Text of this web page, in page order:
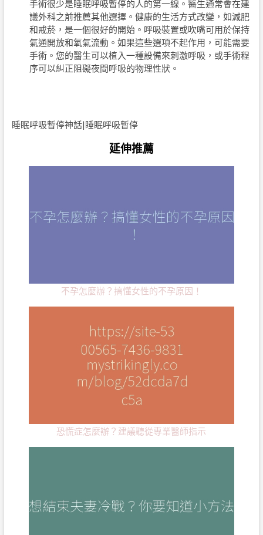
手術很少是睡眠呼吸暫停的人的第一線。醫生通常會在建
議外科之前推薦其他選擇。健康的生活方式改變，如減肥
和戒菸，是一個很好的開始。呼吸裝置或吹嘴可用於保持
氣通開放和氧氣流動。如果這些選項不起作用，可能需要
手術。您的醫生可以植入一種設備來刺激呼吸，或手術程
序可以糾正阻礙夜間呼吸的物理性狀。
睡眠呼吸暫停神話|睡眠呼吸暫停
延伸推薦
不孕怎麼辦？搞懂女性的不孕原因！
恐慌症怎麼辦？建議聽從專業醫師指示